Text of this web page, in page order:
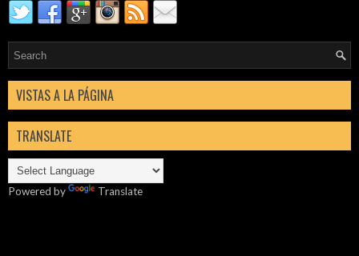
VISTAS A LA PÁGINA
TRANSLATE
Powered by Translate